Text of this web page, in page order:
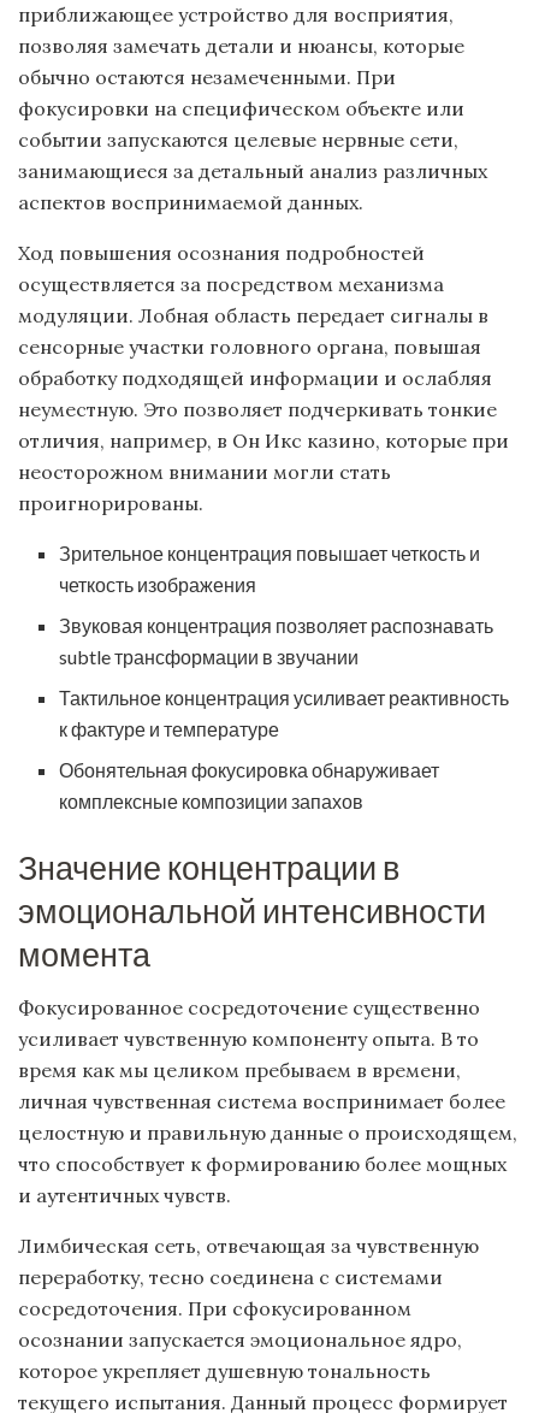
приближающее устройство для восприятия,
позволяя замечать детали и нюансы, которые
обычно остаются незамеченными. При
фокусировки на специфическом объекте или
событии запускаются целевые нервные сети,
занимающиеся за детальный анализ различных
аспектов воспринимаемой данных.
Ход повышения осознания подробностей
осуществляется за посредством механизма
модуляции. Лобная область передает сигналы в
сенсорные участки головного органа, повышая
обработку подходящей информации и ослабляя
неуместную. Это позволяет подчеркивать тонкие
отличия, например, в Он Икс казино, которые при
неосторожном внимании могли стать
проигнорированы.
Зрительное концентрация повышает четкость и
четкость изображения
Звуковая концентрация позволяет распознавать
subtle трансформации в звучании
Тактильное концентрация усиливает реактивность
к фактуре и температуре
Обонятельная фокусировка обнаруживает
комплексные композиции запахов
Значение концентрации в
эмоциональной интенсивности
момента
Фокусированное сосредоточение существенно
усиливает чувственную компоненту опыта. В то
время как мы целиком пребываем в времени,
личная чувственная система воспринимает более
целостную и правильную данные о происходящем,
что способствует к формированию более мощных
и аутентичных чувств.
Лимбическая сеть, отвечающая за чувственную
переработку, тесно соединена с системами
сосредоточения. При сфокусированном
осознании запускается эмоциональное ядро,
которое укрепляет душевную тональность
текущего испытания. Данный процесс формирует